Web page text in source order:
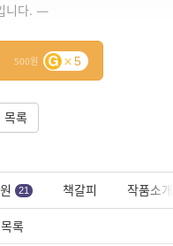
니다. —
500 5
록
21 책갈피 작품소개
록